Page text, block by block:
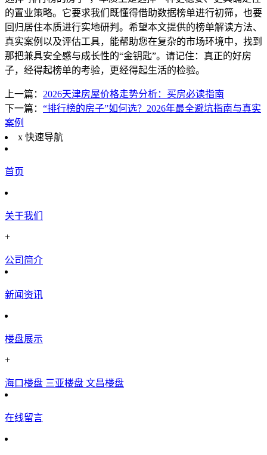
的置业策略。它要求我们既懂得借助数据榜单进行初筛，也要
回归居住本质进行实地研判。希望本文提供的榜单解读方法、
真实案例以及评估工具，能帮助您在复杂的市场环境中，找到
那把兼具安全感与成长性的“金钥匙”。请记住：真正的好房
子，经得起榜单的考验，更经得起生活的检验。
上一篇： 2026天津房屋价格走势分析：买房必读指南
下一篇： “排行榜的房子”如何选？2026年最全避坑指南与真实
案例
x 快速导航
首页
关于我们
+
公司简介
新闻资讯
楼盘展示
+
海口楼盘 三亚楼盘 文昌楼盘
在线留言